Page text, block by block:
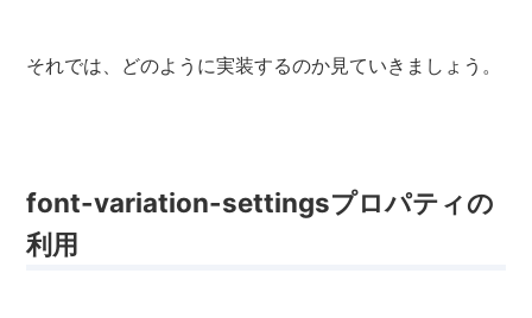
それでは、どのように実装するのか見ていきましょう。
font-variation-settingsプロパティの
利用